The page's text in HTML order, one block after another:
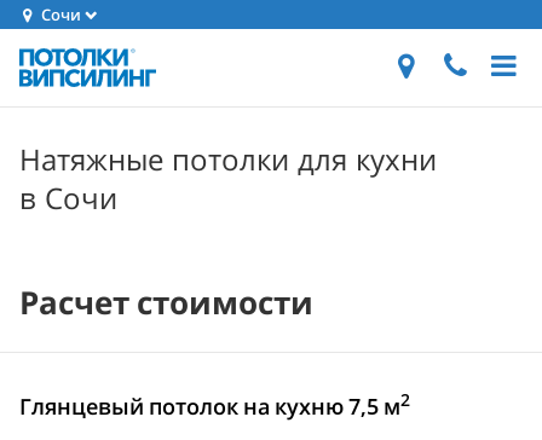
Сочи
Натяжные потолки для кухни
в Сочи
Расчет стоимости
Глянцевый потолок на кухню 7,5 м2